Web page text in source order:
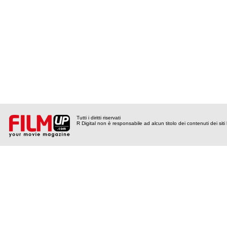
Tutti i diritti riservati
R Digital non è responsabile ad alcun titolo dei contenuti dei siti